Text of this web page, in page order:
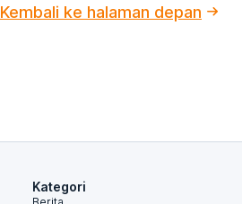
Kembali ke halaman depan
Kategori